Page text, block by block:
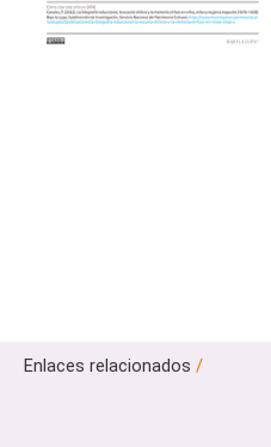
Enlaces relacionados /